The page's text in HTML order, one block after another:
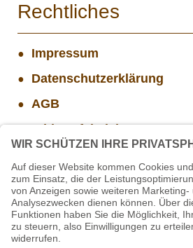
Rechtliches
Impressum
Datenschutzerklärung
AGB
Widerrufsbelehrung
Aktuelle